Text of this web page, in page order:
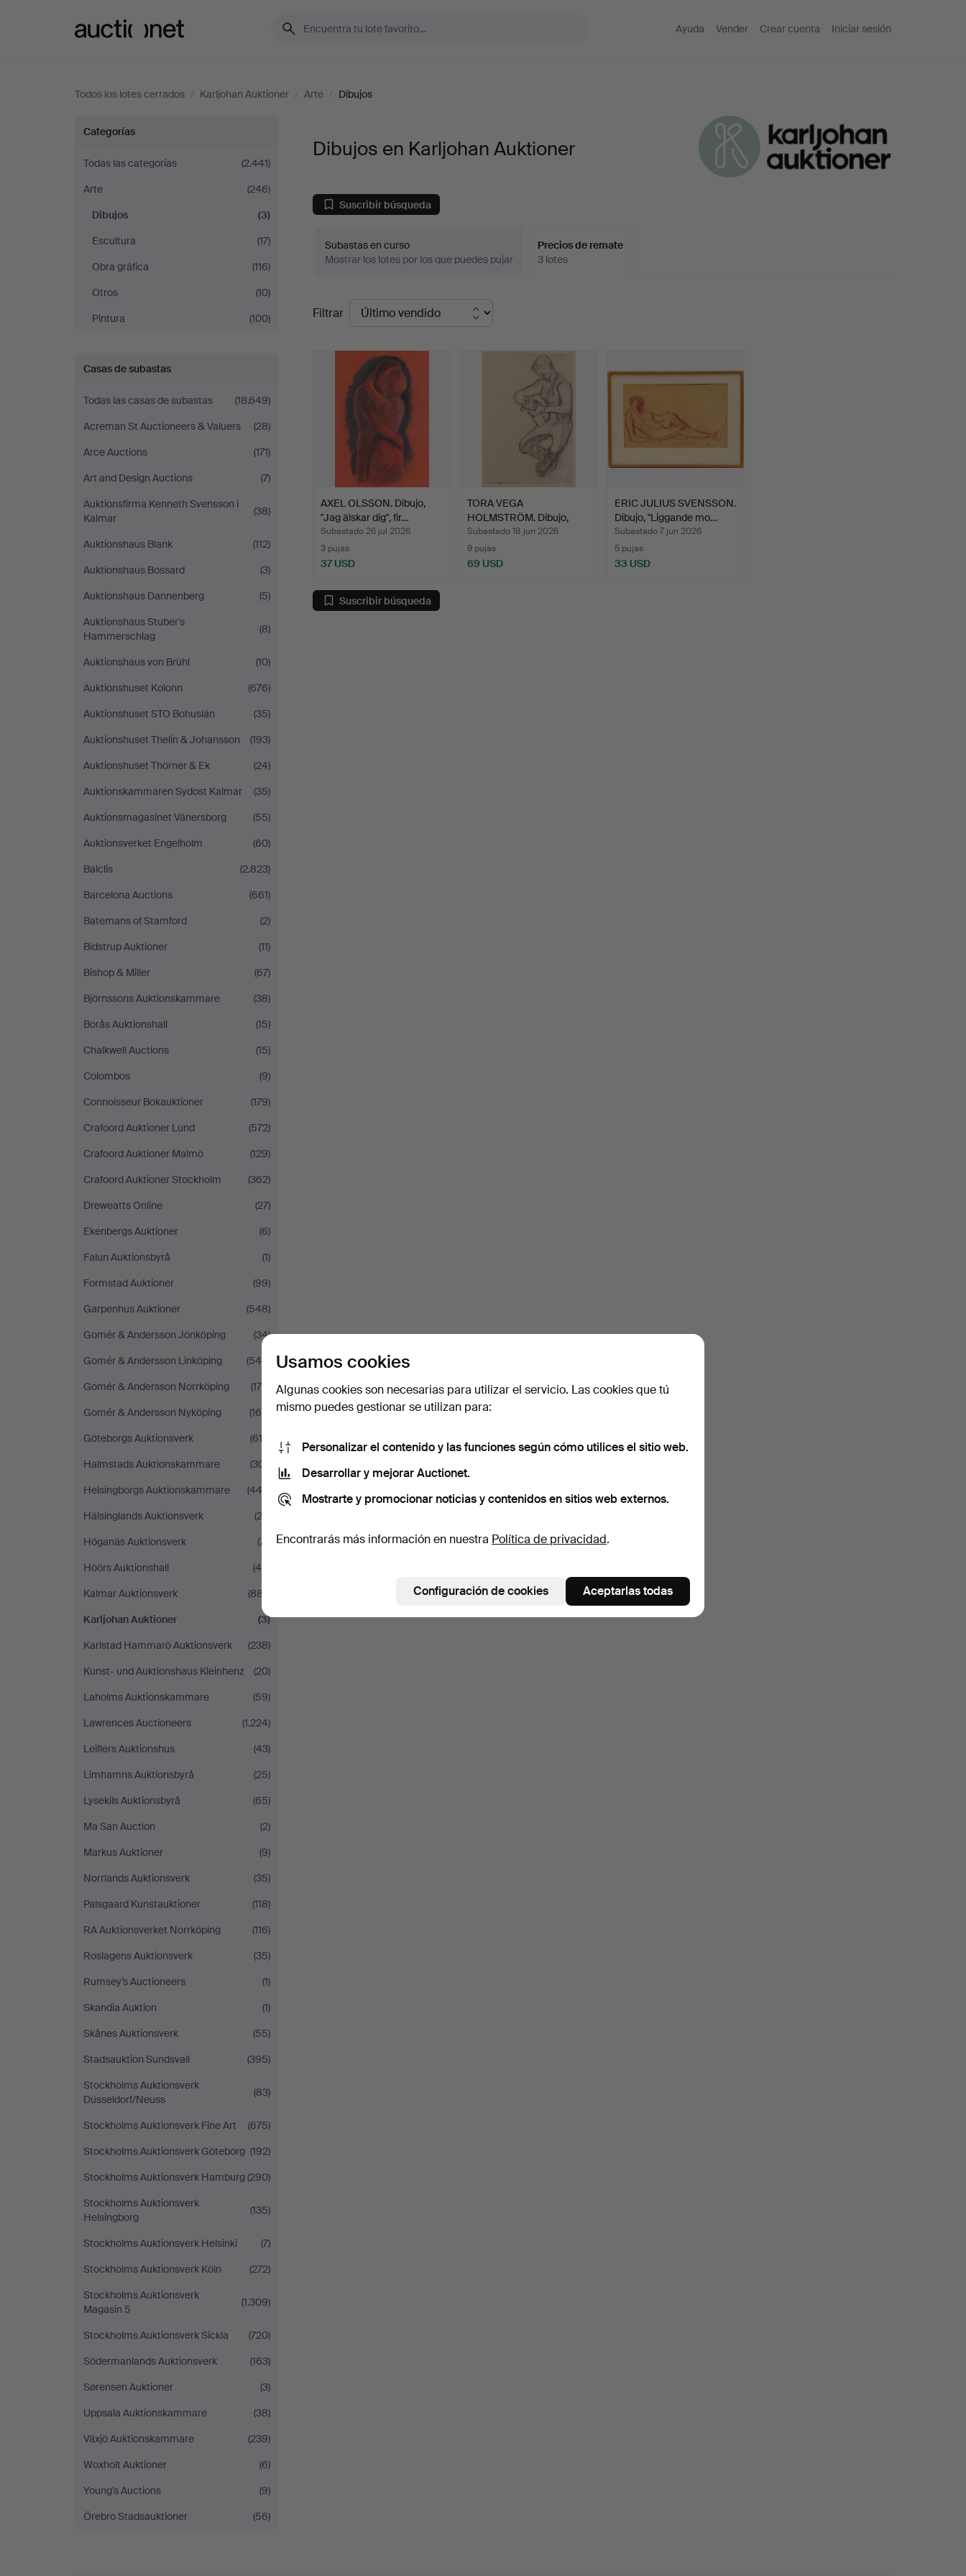
Ayuda Vender Crear cuenta Iniciar sesión
Todos los lotes cerrados / Karljohan Auktioner / Arte / Dibujos
Dibujos
en
Karljohan
Auktioner
Categorías
Todas las categorías
(2.441)
Arte
(246)
Dibujos
(3)
Escultura
(17)
Obra gráfica
(116)
Otros
(10)
Pintura
(100)
Casas de subastas
Todas las casas de subastas
(18.649)
Acreman St Auctioneers & Valuers
(28)
Arce Auctions
(171)
Art and Design Auctions
(7)
Auktionsfirma Kenneth Svensson i
Kalmar
(38)
Auktionshaus Blank
(112)
Auktionshaus Bossard
(3)
Auktionshaus Dannenberg
(5)
Auktionshaus Stuber's
Hammerschlag
(8)
Auktionshaus von Brühl
(10)
Auktionshuset Kolonn
(676)
Auktionshuset STO Bohuslän
(35)
Auktionshuset Thelin & Johansson
(193)
Auktionshuset Thörner & Ek
(24)
Auktionskammaren Sydost Kalmar
(35)
Auktionsmagasinet Vänersborg
(55)
Auktionsverket Engelholm
(60)
Balclis
(2.823)
Barcelona Auctions
(661)
Batemans of Stamford
(2)
Bidstrup Auktioner
(11)
Bishop & Miller
(67)
Björnssons Auktionskammare
(38)
Borås Auktionshall
(15)
Chalkwell Auctions
(15)
Colombos
(9)
Connoisseur Bokauktioner
(179)
Crafoord Auktioner Lund
(572)
Crafoord Auktioner Malmö
(129)
Crafoord Auktioner Stockholm
(362)
Dreweatts Online
(27)
Ekenbergs Auktioner
(6)
Falun Auktionsbyrå
(1)
Formstad Auktioner
(99)
Garpenhus Auktioner
(548)
Gomér & Andersson Jönköping
(34)
Gomér & Andersson Linköping
(545)
Gomér & Andersson Norrköping
(175)
Gomér & Andersson Nyköping
(166)
Göteborgs Auktionsverk
(612)
Halmstads Auktionskammare
(301)
Helsingborgs Auktionskammare
(443)
Hälsinglands Auktionsverk
(22)
Höganäs Auktionsverk
(71)
Höörs Auktionshall
(46)
Kalmar Auktionsverk
(887)
Karljohan Auktioner
(3)
Karlstad Hammarö Auktionsverk
(238)
Kunst- und Auktionshaus Kleinhenz
(20)
Laholms Auktionskammare
(59)
Lawrences Auctioneers
(1.224)
Leiflers Auktionshus
(43)
Limhamns Auktionsbyrå
(25)
Lysekils Auktionsbyrå
(65)
Ma San Auction
(2)
Markus Auktioner
(9)
Norrlands Auktionsverk
(35)
Palsgaard Kunstauktioner
(118)
RA Auktionsverket Norrköping
(116)
Roslagens Auktionsverk
(35)
Rumsey’s Auctioneers
(1)
Skandia Auktion
(1)
Skånes Auktionsverk
(55)
Stadsauktion Sundsvall
(395)
Stockholms Auktionsverk
Düsseldorf/Neuss
(83)
Stockholms Auktionsverk Fine Art
(675)
Stockholms Auktionsverk Göteborg (192)
Stockholms Auktionsverk Hamburg(290)
Stockholms Auktionsverk
Helsingborg
(135)
Stockholms Auktionsverk Helsinki
(7)
Stockholms Auktionsverk Köln
(272)
Stockholms Auktionsverk
Magasin 5
(1.309)
Stockholms Auktionsverk Sickla
(720)
Södermanlands Auktionsverk
(163)
Sørensen Auktioner
(3)
Uppsala Auktionskammare
(38)
Växjö Auktionskammare
(239)
Woxholt Auktioner
(6)
Young's Auctions
(9)
Örebro Stadsauktioner
(56)
Dibujos en Karljohan Auktioner
Suscribir búsqueda
Subastas en curso
Mostrar los lotes por los que puedes pujar
Precios de remate
3 lotes
Precios
de
remate
Filtrar
AXEL OLSSON. Dibujo,
"Jag älskar dig", fir…
Subastado 26 jul 2026
3 pujas
37 USD
TORA VEGA
HOLMSTRÖM. Dibujo,
firmado.
Subastado 18 jun 2026
9 pujas
69 USD
ERIC JULIUS SVENSSON.
Dibujo, "Liggande mo…
Subastado 7 jun 2026
5 pujas
33 USD
Suscribir búsqueda
Usamos cookies
Algunas cookies son necesarias para utilizar el servicio. Las cookies que tú
mismo puedes gestionar se utilizan para:
Personalizar el contenido y las funciones según cómo utilices el sitio web.
Desarrollar y mejorar Auctionet.
Mostrarte y promocionar noticias y contenidos en sitios web externos.
Encontrarás más información en nuestra Política de privacidad.
Configuración de cookies Aceptarlas todas